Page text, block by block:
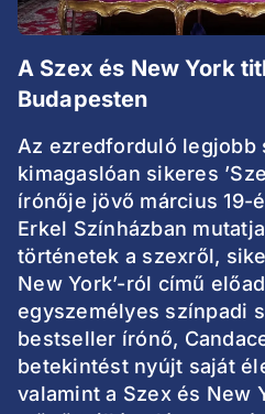
A Szex és New York
Budapesten
Az ezredforduló legjobb
kimagaslóan sikeres
írónője jövő március 19-
Erkel Színházban
történetek a szexről,
New York’-ról című
egyszemélyes színpadi
bestseller írónő,
betekintést nyújt saját
valamint a Szex és New